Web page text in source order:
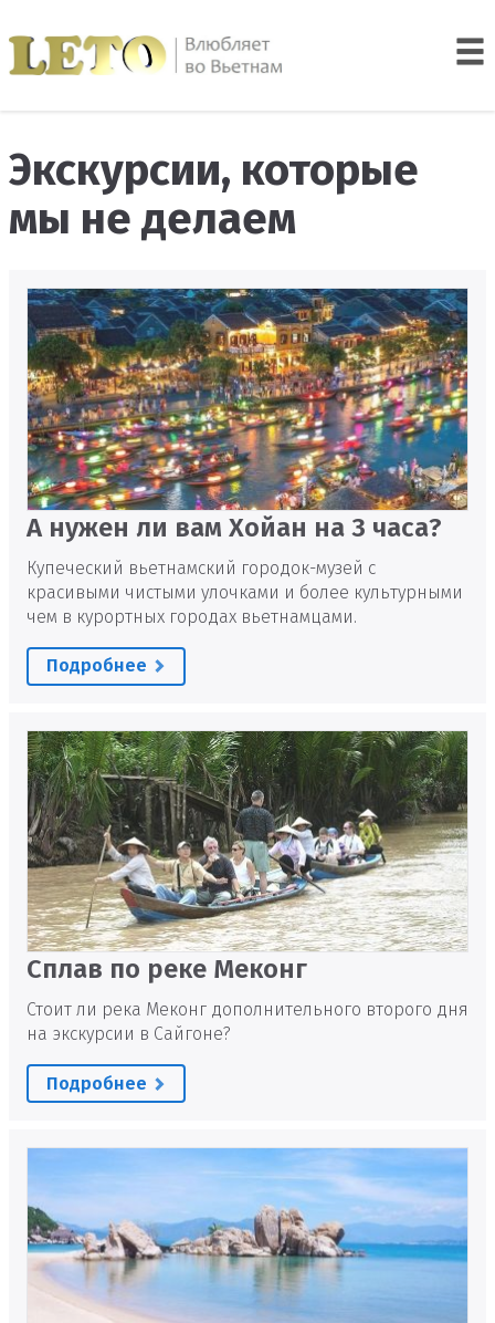
Экскурсии, которые
мы не делаем
А нужен ли вам Хойан на 3 часа?
Купеческий вьетнамский городок-музей с
красивыми чистыми улочками и более культурными
чем в курортных городах вьетнамцами.
Подробнее
Сплав по реке Меконг
Стоит ли река Меконг дополнительного второго дня
на экскурсии в Сайгоне?
Подробнее